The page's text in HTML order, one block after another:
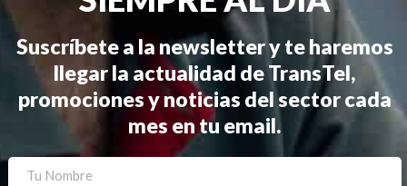
Suscríbete a la newsletter y te haremos
llegar la actualidad de TransTel,
promociones y noticias del sector cada
mes en tu email.